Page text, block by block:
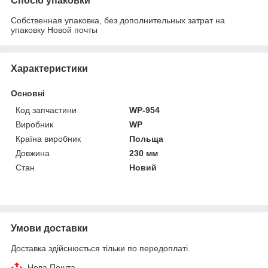
Собственная упаковка, без дополнительных затрат на
упаковку Новой почты
Характеристики
Основні
Код запчастини
WP-954
Виробник
WP
Країна виробник
Польща
Довжина
230 мм
Стан
Новий
Умови доставки
Доставка здійснюється тільки по передоплаті.